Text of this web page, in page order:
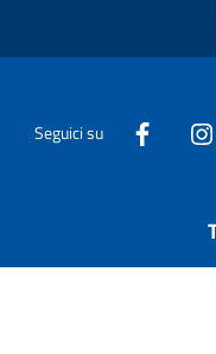
Seguici su